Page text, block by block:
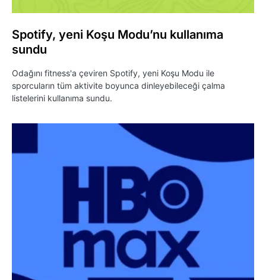
Spotify, yeni Koşu Modu’nu kullanıma
sundu
Odağını fitness'a çeviren Spotify, yeni Koşu Modu ile
sporcuların tüm aktivite boyunca dinleyebileceği çalma
listelerini kullanıma sundu.